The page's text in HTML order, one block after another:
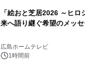
「絵おと芝居2026 ～ヒ
来へ語り継ぐ希望のメッ
広島ホームテレビ
1時間前